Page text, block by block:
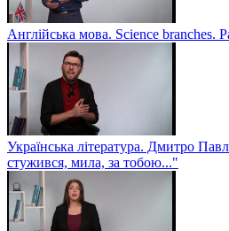
Англійська мова. Sсience branches.
Українська література. Дмитро
стужився, мила, за тобою..."